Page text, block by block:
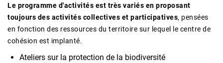
Le programme d'activités est très variés en proposant
toujours des activités collectives et participatives, pensées
en fonction des ressources du territoire sur lequel le centre de
cohésion est implanté.
Ateliers sur la protection de la biodiversité